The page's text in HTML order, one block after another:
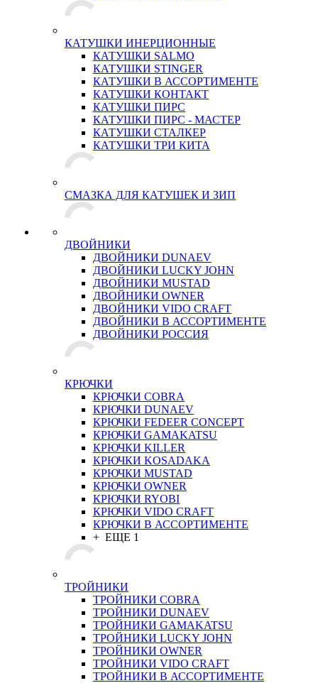
КАТУШКИ ИНЕРЦИОННЫЕ
КАТУШКИ SALMO
КАТУШКИ STINGER
КАТУШКИ В АССОРТИМЕНТЕ
КАТУШКИ КОНТАКТ
КАТУШКИ ПИРС
КАТУШКИ ПИРС - МАСТЕР
КАТУШКИ СТАЛКЕР
КАТУШКИ ТРИ КИТА
СМАЗКА ДЛЯ КАТУШЕК И ЗИП
ДВОЙНИКИ
ДВОЙНИКИ DUNAEV
ДВОЙНИКИ LUCKY JOHN
ДВОЙНИКИ MUSTAD
ДВОЙНИКИ OWNER
ДВОЙНИКИ VIDO CRAFT
ДВОЙНИКИ В АССОРТИМЕНТЕ
ДВОЙНИКИ РОССИЯ
КРЮЧКИ
КРЮЧКИ COBRA
КРЮЧКИ DUNAEV
КРЮЧКИ FEDEER CONCEPT
КРЮЧКИ GAMAKATSU
КРЮЧКИ KILLER
КРЮЧКИ KOSADAKA
КРЮЧКИ MUSTAD
КРЮЧКИ OWNER
КРЮЧКИ RYOBI
КРЮЧКИ VIDO CRAFT
КРЮЧКИ В АССОРТИМЕНТЕ
+ ЕЩЕ 1
ТРОЙНИКИ
ТРОЙНИКИ COBRA
ТРОЙНИКИ DUNAEV
ТРОЙНИКИ GAMAKATSU
ТРОЙНИКИ LUCKY JOHN
ТРОЙНИКИ OWNER
ТРОЙНИКИ VIDO CRAFT
ТРОЙНИКИ В АССОРТИМЕНТЕ